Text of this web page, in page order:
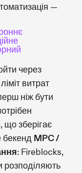
—
через
витрат
ніж бути
що зберігає
бекенд MPC /
: Fireblocks,
розподіляють